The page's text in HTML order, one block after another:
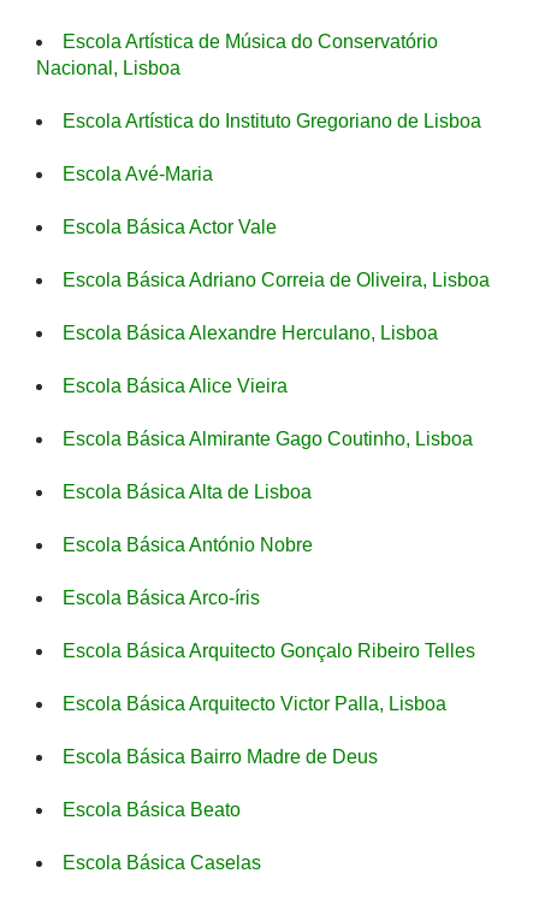
Escola Artística de Música do Conservatório
Nacional, Lisboa
Escola Artística do Instituto Gregoriano de Lisboa
Escola Avé-Maria
Escola Básica Actor Vale
Escola Básica Adriano Correia de Oliveira, Lisboa
Escola Básica Alexandre Herculano, Lisboa
Escola Básica Alice Vieira
Escola Básica Almirante Gago Coutinho, Lisboa
Escola Básica Alta de Lisboa
Escola Básica António Nobre
Escola Básica Arco-íris
Escola Básica Arquitecto Gonçalo Ribeiro Telles
Escola Básica Arquitecto Victor Palla, Lisboa
Escola Básica Bairro Madre de Deus
Escola Básica Beato
Escola Básica Caselas